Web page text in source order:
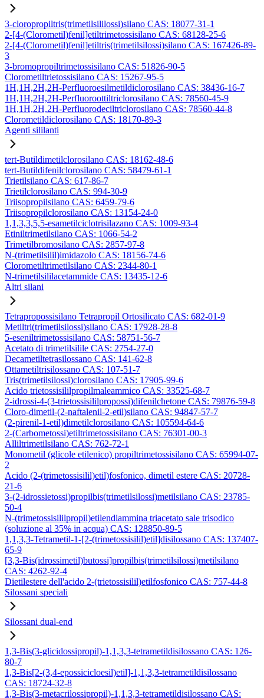
3-cloropropiltris(trimetilsililossi)silano CAS: 18077-31-1
2-[4-(Clorometil)fenil]etiltrimetossisilano CAS: 68128-25-6
2-[4-(Clorometil)fenil]etiltris(trimetilsilossi)silano CAS: 167426-89-
3
3-bromopropiltrimetossisilano CAS: 51826-90-5
Clorometiltrietossisilano CAS: 15267-95-5
1H,1H,2H,2H-Perfluoroesilmetildiclorosilano CAS: 38436-16-7
1H,1H,2H,2H-Perfluoroottiltriclorosilano CAS: 78560-45-9
1H,1H,2H,2H-Perfluorodeciltriclorosilano CAS: 78560-44-8
Clorometildiclorosilano CAS: 18170-89-3
Agenti sililanti
tert-Butildimetilclorosilano CAS: 18162-48-6
tert-Butildifenilclorosilano CAS: 58479-61-1
Trietilsilano CAS: 617-86-7
Trietilclorosilano CAS: 994-30-9
Triisopropilsilano CAS: 6459-79-6
Triisopropilclorosilano CAS: 13154-24-0
1,1,3,3,5,5-esametilciclotrisilazano CAS: 1009-93-4
Etiniltrimetilsilano CAS: 1066-54-2
Trimetilbromosilano CAS: 2857-97-8
N-(trimetilsilil)imidazolo CAS: 18156-74-6
Clorometiltrimetilsilano CAS: 2344-80-1
N-trimetilsililacetammide CAS: 13435-12-6
Altri silani
Tetrapropossisilano Tetrapropil Ortosilicato CAS: 682-01-9
Metiltri(trimetilsilossi)silano CAS: 17928-28-8
5-eseniltrimetossisilano CAS: 58751-56-7
Acetato di trimetilsilile CAS: 2754-27-0
Decametiltetrasilossano CAS: 141-62-8
Ottametiltrisilossano CAS: 107-51-7
Tris(trimetilsilossi)clorosilano CAS: 17905-99-6
Acido trietossisililpropilmaleammico CAS: 33525-68-7
2-idrossi-4-(3-trietossisililpropossi)difenilchetone CAS: 79876-59-8
Cloro-dimetil-(2-naftalenil-2-etil)silano CAS: 94847-57-7
(2-pirenil-1-etil)dimetilclorosilano CAS: 105594-64-6
2-(Carbometossi)etiltrimetossisilano CAS: 76301-00-3
Alliltrimetilsilano CAS: 762-72-1
Monometil (glicole etilenico) propiltrimetossisilano CAS: 65994-07-
2
Acido (2-(trimetossisilil)etil)fosfonico, dimetil estere CAS: 20728-
21-6
3-(2-idrossietossi)propilbis(trimetilsilossi)metilsilano CAS: 23785-
50-4
N-(trimetossisililpropil)etilendiammina triacetato sale trisodico
(soluzione al 35% in acqua) CAS: 128850-89-5
1,1,3,3-Tetrametil-1-[2-(trimetossisilil)etil]disilossano CAS: 137407-
65-9
[3,3-Bis(idrossimetil)butossi]propilbis(trimetilsilossi)metilsilano
CAS: 4262-92-4
Dietilestere dell'acido 2-(trietossisilil)etilfosfonico CAS: 757-44-8
Silossani speciali
Silossani dual-end
1,3-Bis(3-glicidossipropil)-1,1,3,3-tetrametildisilossano CAS: 126-
80-7
1,3-Bis[2-(3,4-epossicicloesil)etil]-1,1,3,3-tetrametildisilossano
CAS: 18724-32-8
1,3-Bis(3-metacrilossipropil)-1,1,3,3-tetrametildisilossano CAS: